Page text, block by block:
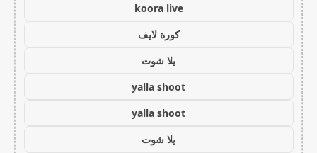
koora live
كورة لايف
يلا شوت
yalla shoot
yalla shoot
يلا شوت